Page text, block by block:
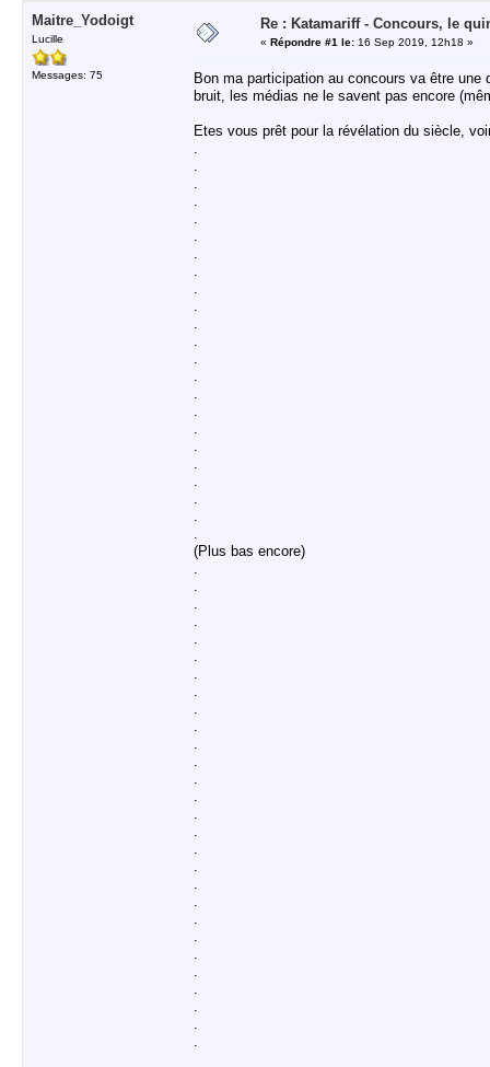
Maitre_Yodoigt
Lucille
Messages: 75
Re : Katamariff - Concours, le
« Répondre #1 le: 16 Sep 2019, 12h18 »
Bon ma participation au concours va être
bruit, les médias ne le savent pas encore
Etes vous prêt pour la révélation du siècle,
.
.
.
.
.
.
.
.
.
.
.
.
.
.
.
.
.
.
.
.
.
.
.
(Plus bas encore)
.
.
.
.
.
.
.
.
.
.
.
.
.
.
.
.
.
.
.
.
.
.
.
.
.
.
.
.